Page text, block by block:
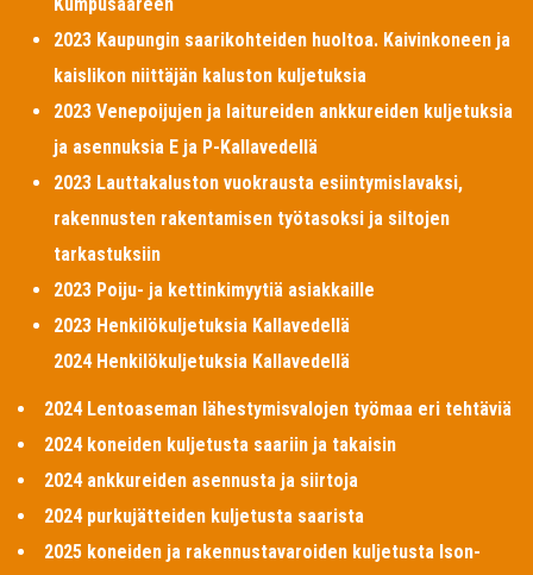
Kumpusaareen
2023 Kaupungin saarikohteiden huoltoa. Kaivinkoneen ja
kaislikon niittäjän kaluston kuljetuksia
2023 Venepoijujen ja laitureiden ankkureiden kuljetuksia
ja asennuksia E ja P-Kallavedellä
2023 Lauttakaluston vuokrausta esiintymislavaksi,
rakennusten rakentamisen työtasoksi ja siltojen
tarkastuksiin
2023 Poiju- ja kettinkimyytiä asiakkaille
2023 Henkilökuljetuksia Kallavedellä
2024 Henkilökuljetuksia Kallavedellä
2024 Lentoaseman lähestymisvalojen työmaa eri tehtäviä
2024 koneiden kuljetusta saariin ja takaisin
2024 ankkureiden asennusta ja siirtoja
2024 purkujätteiden kuljetusta saarista
2025 koneiden ja rakennustavaroiden kuljetusta Ison-